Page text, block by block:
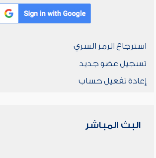
استرجاع الرمز السري
تسجيل عضو جديد
إعادة تفعيل حساب
البث المباشر